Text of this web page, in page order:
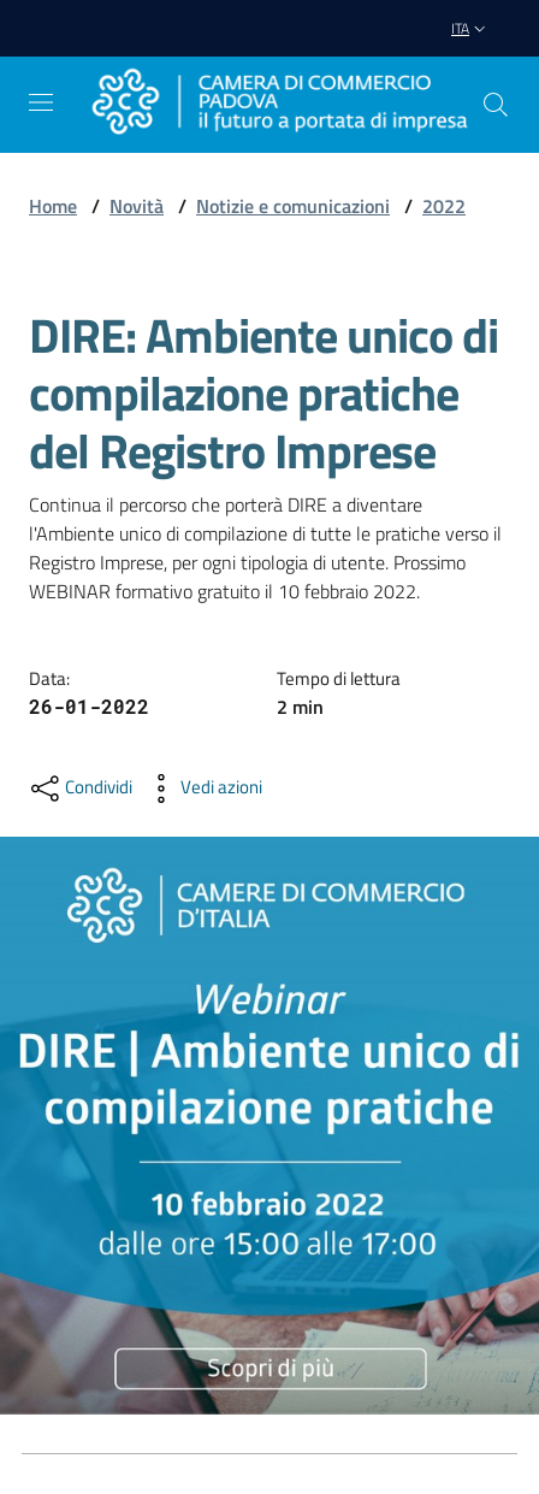
ITA
Impresa
Promuovere
Impresa
e
territorio
Tutelare
Impresa
Digitale
Camera
zione
on line
Home / Novità / Notizie e comunicazioni / 2022
Salta al contenuto
DIRE: Ambiente unico di
compilazione pratiche
del Registro Imprese
Continua il percorso che porterà DIRE a diventare
l'Ambiente unico di compilazione di tutte le pratiche verso il
Registro Imprese, per ogni tipologia di utente. Prossimo
WEBINAR formativo gratuito il 10 febbraio 2022.
Data:
26-01-2022
Tempo di lettura
2 min
Condividi Vedi azioni